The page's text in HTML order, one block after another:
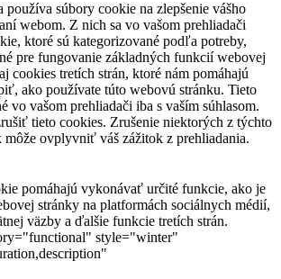
používa súbory cookie na zlepšenie vášho
webom. Z nich sa vo vašom prehliadači
ktoré sú kategorizované podľa potreby,
pre fungovanie základných funkcií webovej
cookies tretích strán, ktoré nám pomáhajú
ako používate túto webovú stránku. Tieto
vo vašom prehliadači iba s vaším súhlasom.
tieto cookies. Zrušenie niektorých z týchto
môže ovplyvniť váš zážitok z prehliadania.
pomáhajú vykonávať určité funkcie, ako je
stránky na platformách sociálnych médií,
väzby a ďalšie funkcie tretích strán.
style="winter"